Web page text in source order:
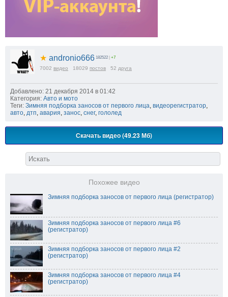
★ andronio666 182522 +7
7002 видео 18029 постов 52 друга
Добавлено: 21 декабря 2014 в 01:42
Категория: Авто и мото
Теги: Зимняя подборка заносов от первого лица, видеорегистратор,
авто, дтп, авария, занос, снег, гололед
Скачать видео (49.23 Мб)
Похожее видео
Зимняя подборка заносов от первого лица (регистратор)
Зимняя подборка заносов от первого лица #6
(регистратор)
Зимняя подборка заносов от первого лица #2
(регистратор)
Зимняя подборка заносов от первого лица #4
(регистратор)